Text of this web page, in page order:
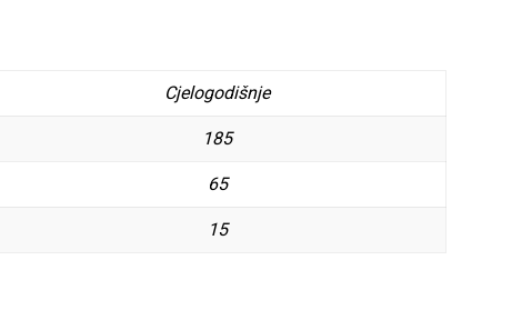
Cjelogodišnje
185
65
15